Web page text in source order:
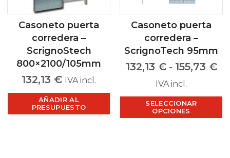
Casoneto puerta
corredera –
ScrignoStech
800×2100/105mm
132,13 € IVA incl.
AÑADIR AL
PRESUPUESTO
Casoneto puerta
corredera –
ScrignoTech 95mm
132,13 € - 155,73 €
IVA incl.
SELECCIONAR
OPCIONES